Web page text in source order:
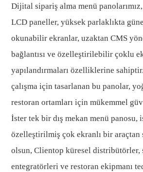
Dijital sipariş alma menü
LCD paneller, yüksek parlaklıkta
okunabilir ekranlar, uzaktan CMS
bağlantısı ve özelleştirilebilir çoklu
yapılandırmaları özelliklerine
çalışma için tasarlanan bu panolar,
restoran ortamları için mükemmel
İster tek bir dış mekan menü panosu,
özelleştirilmiş çok ekranlı bir araçtan
olsun, Clientop küresel distribütörler,
entegratörleri ve restoran ekipmanı